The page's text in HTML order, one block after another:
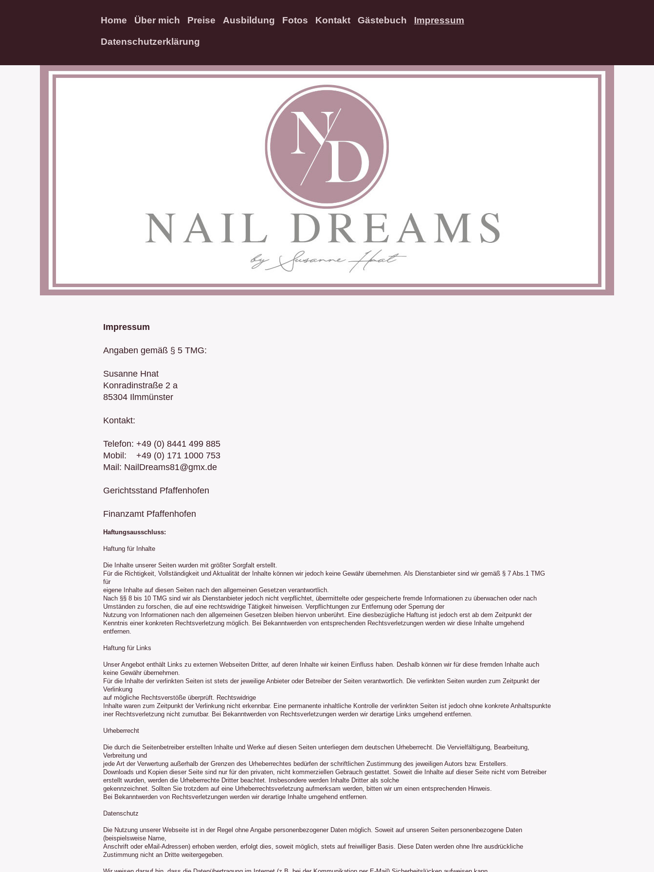
Home Über mich Preise Ausbildung Fotos Kontakt Gästebuch Impressum
Datenschutzerklärung
Impressum
Angaben gemäß § 5 TMG:
Susanne Hnat
Konradinstraße 2 a
85304 Ilmmünster
Kontakt:
Telefon: +49 (0) 8441 499 885
Mobil: +49 (0) 171 1000 753
Mail: NailDreams81@gmx.de
Gerichtsstand Pfaffenhofen
Finanzamt Pfaffenhofen
Haftungsausschluss:
Haftung für Inhalte
Die Inhalte unserer Seiten wurden mit größter Sorgfalt erstellt.
Für die Richtigkeit, Vollständigkeit und Aktualität der Inhalte können wir jedoch keine Gewähr übernehmen. Als Dienstanbieter sind wir gemäß § 7 Abs.1 TMG
für
eigene Inhalte auf diesen Seiten nach den allgemeinen Gesetzen verantwortlich.
Nach §§ 8 bis 10 TMG sind wir als Dienstanbieter jedoch nicht verpflichtet, übermittelte oder gespeicherte fremde Informationen zu überwachen oder nach
Umständen zu forschen, die auf eine rechtswidrige Tätigkeit hinweisen. Verpflichtungen zur Entfernung oder Sperrung der
Nutzung von Informationen nach den allgemeinen Gesetzen bleiben hiervon unberührt. Eine diesbezügliche Haftung ist jedoch erst ab dem Zeitpunkt der
Kenntnis einer konkreten Rechtsverletzung möglich. Bei Bekanntwerden von entsprechenden Rechtsverletzungen werden wir diese Inhalte umgehend
entfernen.
Haftung für Links
Unser Angebot enthält Links zu externen Webseiten Dritter, auf deren Inhalte wir keinen Einfluss haben. Deshalb können wir für diese fremden Inhalte auch
keine Gewähr übernehmen.
Für die Inhalte der verlinkten Seiten ist stets der jeweilige Anbieter oder Betreiber der Seiten verantwortlich. Die verlinkten Seiten wurden zum Zeitpunkt der
Verlinkung
auf mögliche Rechtsverstöße überprüft. Rechtswidrige
Inhalte waren zum Zeitpunkt der Verlinkung nicht erkennbar. Eine permanente inhaltliche Kontrolle der verlinkten Seiten ist jedoch ohne konkrete Anhaltspunkte
iner Rechtsverletzung nicht zumutbar. Bei Bekanntwerden von Rechtsverletzungen werden wir derartige Links umgehend entfernen.
Urheberrecht
Die durch die Seitenbetreiber erstellten Inhalte und Werke auf diesen Seiten unterliegen dem deutschen Urheberrecht. Die Vervielfältigung, Bearbeitung,
Verbreitung und
jede Art der Verwertung außerhalb der Grenzen des Urheberrechtes bedürfen der schriftlichen Zustimmung des jeweiligen Autors bzw. Erstellers.
Downloads und Kopien dieser Seite sind nur für den privaten, nicht kommerziellen Gebrauch gestattet. Soweit die Inhalte auf dieser Seite nicht vom Betreiber
erstellt wurden, werden die Urheberrechte Dritter beachtet. Insbesondere werden Inhalte Dritter als solche
gekennzeichnet. Sollten Sie trotzdem auf eine Urheberrechtsverletzung aufmerksam werden, bitten wir um einen entsprechenden Hinweis.
Bei Bekanntwerden von Rechtsverletzungen werden wir derartige Inhalte umgehend entfernen.
Datenschutz
Die Nutzung unserer Webseite ist in der Regel ohne Angabe personenbezogener Daten möglich. Soweit auf unseren Seiten personenbezogene Daten
(beispielsweise Name,
Anschrift oder eMail-Adressen) erhoben werden, erfolgt dies, soweit möglich, stets auf freiwilliger Basis. Diese Daten werden ohne Ihre ausdrückliche
Zustimmung nicht an Dritte weitergegeben.